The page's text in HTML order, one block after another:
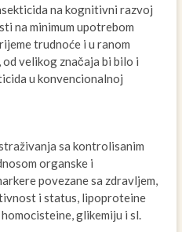
na kognitivni razvoj
na minimum upotrebom
trudnoće i u ranom
velikog značaja bi bilo i
u konvencionalnoj
sa kontrolisanim
organske i
povezane sa zdravljem,
i status, lipoproteine
glikemiju i sl.